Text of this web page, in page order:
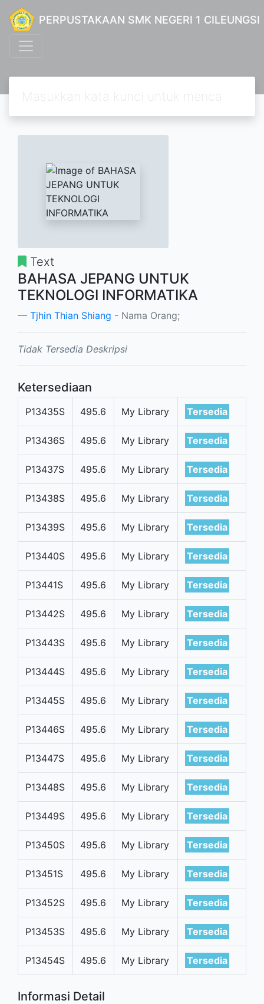
PERPUSTAKAAN SMK NEGERI 1 CILEUNGSI
Text
BAHASA JEPANG UNTUK
TEKNOLOGI INFORMATIKA
Tjhin Thian Shiang - Nama Orang;
Tidak Tersedia Deskripsi
Ketersediaan
P13435S 495.6 My Library Tersedia
P13436S 495.6 My Library Tersedia
P13437S 495.6 My Library Tersedia
P13438S 495.6 My Library Tersedia
P13439S 495.6 My Library Tersedia
P13440S 495.6 My Library Tersedia
P13441S 495.6 My Library Tersedia
P13442S 495.6 My Library Tersedia
P13443S 495.6 My Library Tersedia
P13444S 495.6 My Library Tersedia
P13445S 495.6 My Library Tersedia
P13446S 495.6 My Library Tersedia
P13447S 495.6 My Library Tersedia
P13448S 495.6 My Library Tersedia
P13449S 495.6 My Library Tersedia
P13450S 495.6 My Library Tersedia
P13451S 495.6 My Library Tersedia
P13452S 495.6 My Library Tersedia
P13453S 495.6 My Library Tersedia
P13454S 495.6 My Library Tersedia
Informasi Detail